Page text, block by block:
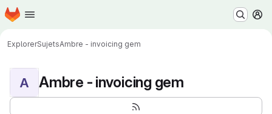
Passer au contenu principal
Page d'accueil
ExplorerSujetsAmbre - invoicing gem
A Ambre - invoicing gem